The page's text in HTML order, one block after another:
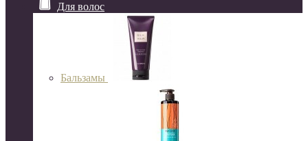
Для волос
Бальзамы